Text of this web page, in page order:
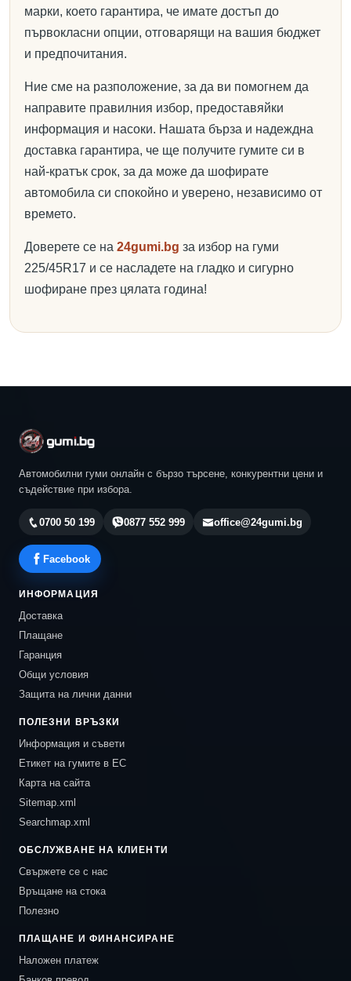
марки, което гарантира, че имате достъп до
първокласни опции, отговарящи на вашия бюджет
и предпочитания.
Ние сме на разположение, за да ви помогнем да
направите правилния избор, предоставяйки
информация и насоки. Нашата бърза и надеждна
доставка гарантира, че ще получите гумите си в
най-кратък срок, за да може да шофирате
автомобила си спокойно и уверено, независимо от
времето.
Доверете се на 24gumi.bg за избор на гуми
225/45R17 и се насладете на гладко и сигурно
шофиране през цялата година!
Автомобилни гуми онлайн с бързо търсене, конкурентни цени и
съдействие при избора.
0700 50 199 0877 552 999 office@24gumi.bg
Facebook
ИНФОРМАЦИЯ
Доставка
Плащане
Гаранция
Общи условия
Защита на лични данни
ПОЛЕЗНИ ВРЪЗКИ
Информация и съвети
Етикет на гумите в ЕС
Карта на сайта
Sitemap.xml
Searchmap.xml
ОБСЛУЖВАНЕ НА КЛИЕНТИ
Свържете се с нас
Връщане на стока
Полезно
ПЛАЩАНЕ И ФИНАНСИРАНЕ
Наложен платеж